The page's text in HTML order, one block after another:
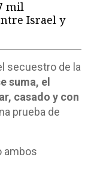
mil
Israel y
secuestro de la
suma, el
casado y con
prueba de
ambos